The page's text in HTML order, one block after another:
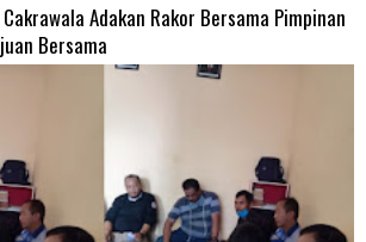
Adakan Rakor Bersama Pimpinan
Bersama